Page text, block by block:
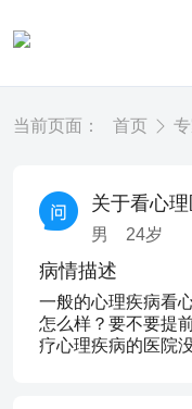
当前页面： 首页
关于看心理
男 24岁
病情描述
一般的心理疾病看
怎么样？要不要提
疗心理疾病的医院